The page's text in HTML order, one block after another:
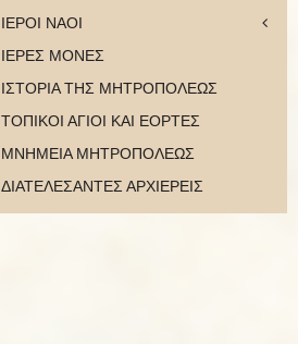
ΙΕΡΟΙ ΝΑΟΙ
ΙΕΡΕΣ ΜΟΝΕΣ
ΙΣΤΟΡΙΑ ΤΗΣ ΜΗΤΡΟΠΟΛΕΩΣ
ΤΟΠΙΚΟΙ ΑΓΙΟΙ ΚΑΙ ΕΟΡΤΕΣ
ΜΝΗΜΕΙΑ ΜΗΤΡΟΠΟΛΕΩΣ
ΔΙΑΤΕΛΕΣΑΝΤΕΣ ΑΡΧΙΕΡΕΙΣ